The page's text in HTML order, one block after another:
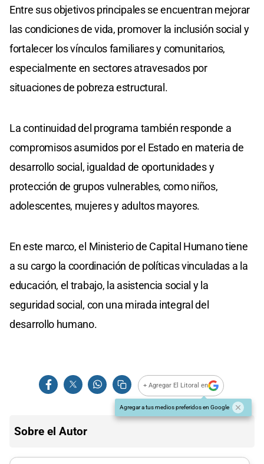
Entre sus objetivos principales se encuentran mejorar
las condiciones de vida, promover la inclusión social y
fortalecer los vínculos familiares y comunitarios,
especialmente en sectores atravesados por
situaciones de pobreza estructural.
La continuidad del programa también responde a
compromisos asumidos por el Estado en materia de
desarrollo social, igualdad de oportunidades y
protección de grupos vulnerables, como niños,
adolescentes, mujeres y adultos mayores.
En este marco, el Ministerio de Capital Humano tiene
a su cargo la coordinación de políticas vinculadas a la
educación, el trabajo, la asistencia social y la
seguridad social, con una mirada integral del
desarrollo humano.
+ Agregar El Litoral en
Agregar a tus medios preferidos en Google
Sobre el Autor